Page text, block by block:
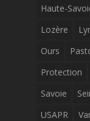
Haute-
Lozère
Ours
Protection
Savoie
USAPR